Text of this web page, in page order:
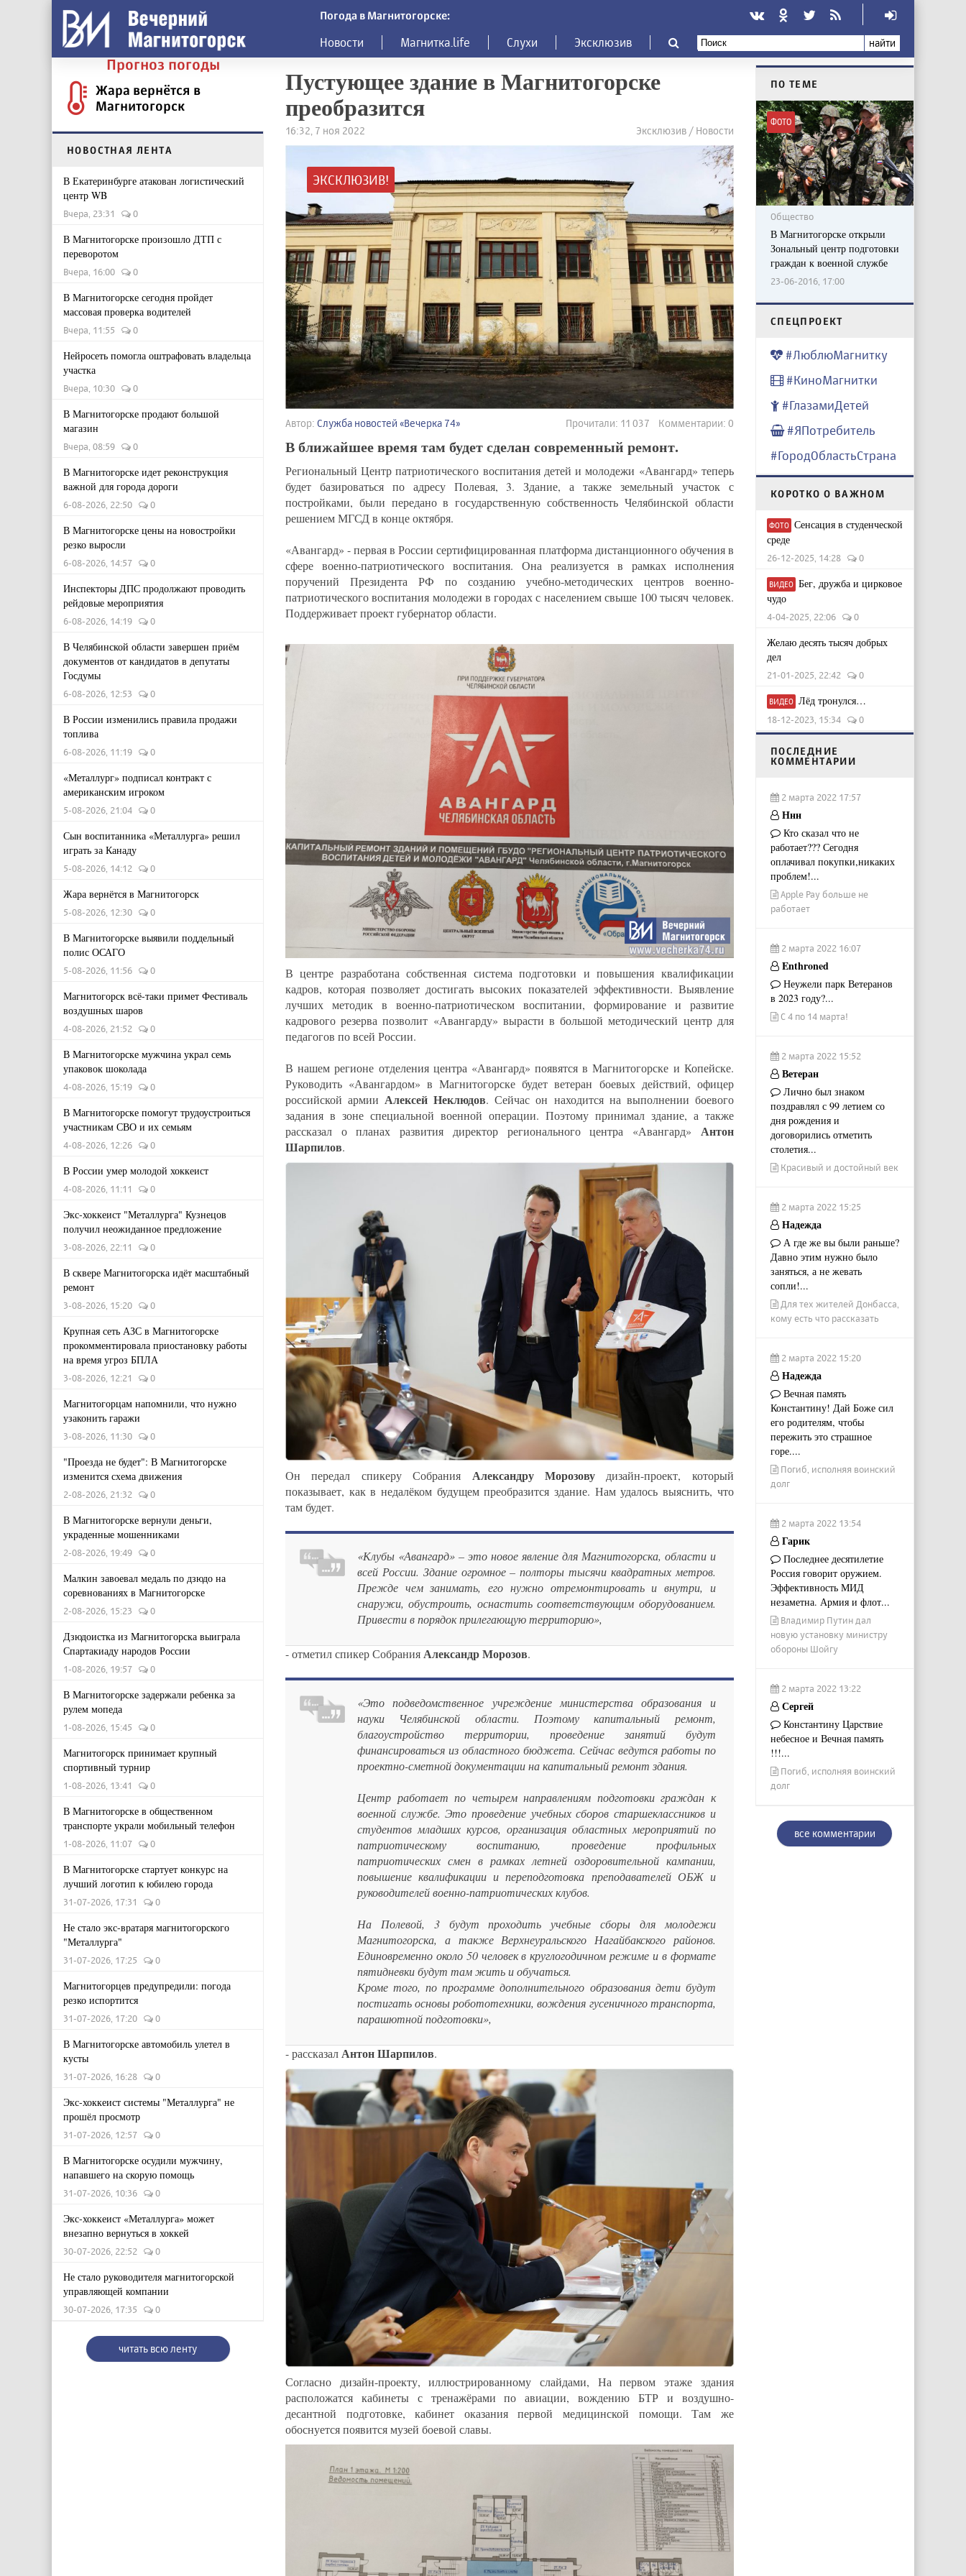
Погода в Магнитогорске:
Новости Магнитка.life Слухи Эксклюзив найти
Прогноз погоды
Жара вернётся в
Магнитогорск
НОВОСТНАЯ ЛЕНТА
В Екатеринбурге атакован логистический
центр WB
Вчера, 23:31 0
В Магнитогорске произошло ДТП с
переворотом
Вчера, 16:00 0
В Магнитогорске сегодня пройдет
массовая проверка водителей
Вчера, 11:55 0
Нейросеть помогла оштрафовать владельца
участка
Вчера, 10:30 0
В Магнитогорске продают большой
магазин
Вчера, 08:59 0
В Магнитогорске идет реконструкция
важной для города дороги
6-08-2026, 22:50 0
В Магнитогорске цены на новостройки
резко выросли
6-08-2026, 14:57 0
Инспекторы ДПС продолжают проводить
рейдовые мероприятия
6-08-2026, 14:19 0
В Челябинской области завершен приём
документов от кандидатов в депутаты
Госдумы
6-08-2026, 12:53 0
В России изменились правила продажи
топлива
6-08-2026, 11:19 0
«Металлург» подписал контракт с
американским игроком
5-08-2026, 21:04 0
Сын воспитанника «Металлурга» решил
играть за Канаду
5-08-2026, 14:12 0
Жара вернётся в Магнитогорск
5-08-2026, 12:30 0
В Магнитогорске выявили поддельный
полис ОСАГО
5-08-2026, 11:56 0
Магнитогорск всё-таки примет Фестиваль
воздушных шаров
4-08-2026, 21:52 0
В Магнитогорске мужчина украл семь
упаковок шоколада
4-08-2026, 15:19 0
В Магнитогорске помогут трудоустроиться
участникам СВО и их семьям
4-08-2026, 12:26 0
В России умер молодой хоккеист
4-08-2026, 11:11 0
Экс-хоккеист "Металлурга" Кузнецов
получил неожиданное предложение
3-08-2026, 22:11 0
В сквере Магнитогорска идёт масштабный
ремонт
3-08-2026, 15:20 0
Крупная сеть АЗС в Магнитогорске
прокомментировала приостановку работы
на время угроз БПЛА
3-08-2026, 12:21 0
Магнитогорцам напомнили, что нужно
узаконить гаражи
3-08-2026, 11:30 0
"Проезда не будет": В Магнитогорске
изменится схема движения
2-08-2026, 21:32 0
В Магнитогорске вернули деньги,
украденные мошенниками
2-08-2026, 19:49 0
Малкин завоевал медаль по дзюдо на
соревнованиях в Магнитогорске
2-08-2026, 15:23 0
Дзюдоистка из Магнитогорска выиграла
Спартакиаду народов России
1-08-2026, 19:57 0
В Магнитогорске задержали ребенка за
рулем мопеда
1-08-2026, 15:45 0
Магнитогорск принимает крупный
спортивный турнир
1-08-2026, 13:41 0
В Магнитогорске в общественном
транспорте украли мобильный телефон
1-08-2026, 11:07 0
В Магнитогорске стартует конкурс на
лучший логотип к юбилею города
31-07-2026, 17:31 0
Не стало экс-вратаря магнитогорского
"Металлурга"
31-07-2026, 17:25 0
Магнитогорцев предупредили: погода
резко испортится
31-07-2026, 17:20 0
В Магнитогорске автомобиль улетел в
кусты
31-07-2026, 16:28 0
Экс-хоккеист системы "Металлурга" не
прошёл просмотр
31-07-2026, 12:57 0
В Магнитогорске осудили мужчину,
напавшего на скорую помощь
31-07-2026, 10:36 0
Экс-хоккеист «Металлурга» может
внезапно вернуться в хоккей
30-07-2026, 22:52 0
Не стало руководителя магнитогорской
управляющей компании
30-07-2026, 17:35 0
читать всю ленту
Пустующее здание в Магнитогорске
преобразится
16:32, 7 ноя 2022 Эксклюзив / Новости
ЭКСКЛЮЗИВ!
Автор: Служба новостей «Вечерка 74» Прочитали: 11 037 Комментарии: 0
В ближайшее время там будет сделан современный ремонт.
Региональный Центр патриотического воспитания детей и молодежи «Авангард» теперь
будет базироваться по адресу Полевая, 3. Здание, а также земельный участок с
постройками, были передано в государственную собственность Челябинской области
решением МГСД в конце октября.
«Авангард» - первая в России сертифицированная платформа дистанционного обучения в
сфере военно-патриотического воспитания. Она реализуется в рамках исполнения
поручений Президента РФ по созданию учебно-методических центров военно-
патриотического воспитания молодежи в городах с населением свыше 100 тысяч человек.
Поддерживает проект губернатор области.
В центре разработана собственная система подготовки и повышения квалификации
кадров, которая позволяет достигать высоких показателей эффективности. Выявление
лучших методик в военно-патриотическом воспитании, формирование и развитие
кадрового резерва позволит «Авангарду» вырасти в большой методический центр для
педагогов по всей России.
В нашем регионе отделения центра «Авангард» появятся в Магнитогорске и Копейске.
Руководить «Авангардом» в Магнитогорске будет ветеран боевых действий, офицер
российской армии Алексей Неклюдов. Сейчас он находится на выполнении боевого
задания в зоне специальной военной операции. Поэтому принимал здание, а также
рассказал о планах развития директор регионального центра «Авангард» Антон
Шарпилов.
Он передал спикеру Собрания Александру Морозовудизайн-проект, который
показывает, как в недалёком будущем преобразится здание. Нам удалось выяснить, что
там будет.
«Клубы «Авангард» – это новое явление для Магнитогорска, области и
всей России. Здание огромное – полторы тысячи квадратных метров.
Прежде чем занимать, его нужно отремонтировать и внутри, и
снаружи, обустроить, оснастить соответствующим оборудованием.
Привести в порядок прилегающую территорию»,
- отметил спикер СобранияАлександр Морозов.
«Это подведомственное учреждение министерства образования и
науки Челябинской области. Поэтому капитальный ремонт,
благоустройство территории, проведение занятий будут
финансироваться из областного бюджета. Сейчас ведутся работы по
проектно-сметной документации на капитальный ремонт здания.
Центр работает по четырем направлениям подготовки граждан к
военной службе. Это проведение учебных сборов старшеклассников и
студентов младших курсов, организация областных мероприятий по
патриотическому воспитанию, проведение профильных
патриотических смен в рамках летней оздоровительной кампании,
повышение квалификации и переподготовка преподавателей ОБЖ и
руководителей военно-патриотических клубов.
На Полевой, 3 будут проходить учебные сборы для молодежи
Магнитогорска, а также Верхнеуральского Нагайбакского районов.
Единовременно около 50 человек в круглогодичном режиме и в формате
пятидневки будут там жить и обучаться.
Кроме того, по программе дополнительного образования дети будут
постигать основы робототехники, вождения гусеничного транспорта,
парашютной подготовки»,
- рассказалАнтон Шарпилов.
Согласно дизайн-проекту, иллюстрированному слайдами, На первом этаже здания
расположатся кабинеты с тренажёрами по авиации, вождению БТР и воздушно-
десантной подготовке, кабинет оказания первой медицинской помощи. Там же
обоснуется появится музей боевой славы.
ПО ТЕМЕ
ФОТО
Общество
В Магнитогорске открыли
Зональный центр подготовки
граждан к военной службе
23-06-2016, 17:00
CПЕЦПРОЕКТ
#ЛюблюМагнитку
#КиноМагнитки
#ГлазамиДетей
#ЯПотребитель
#ГородОбластьСтрана
КОРОТКО О ВАЖНОМ
ФОТО Сенсация в студенческой
среде
26-12-2025, 14:28 0
ВИДЕО Бег, дружба и цирковое
чудо
4-04-2025, 22:06 0
Желаю десять тысяч добрых
дел
21-01-2025, 22:42 0
ВИДЕО Лёд тронулся…
18-12-2023, 15:34 0
ПОСЛЕДНИЕ
КОММЕНТАРИИ
2 марта 2022 17:57
Ннн
Кто сказал что не
работает??? Сегодня
оплачивал покупки,никаких
проблем!...
Apple Pay больше не
работает
2 марта 2022 16:07
Enthroned
Неужели парк Ветеранов
в 2023 году?...
С 4 по 14 марта!
2 марта 2022 15:52
Ветеран
Лично был знаком
поздравлял с 99 летием со
дня рождения и
договорились отметить
столетия...
Красивый и достойный век
2 марта 2022 15:25
Надежда
А где же вы были раньше?
Давно этим нужно было
заняться, а не жевать
сопли!...
Для тех жителей Донбасса,
кому есть что рассказать
2 марта 2022 15:20
Надежда
Вечная память
Константину! Дай Боже сил
его родителям, чтобы
пережить это страшное
горе....
Погиб, исполняя воинский
долг
2 марта 2022 13:54
Гарик
Последнее десятилетие
Россия говорит оружием.
Эффективность МИД
незаметна. Армия и флот...
Владимир Путин дал
новую установку министру
обороны Шойгу
2 марта 2022 13:22
Сергей
Константину Царствие
небесное и Вечная память
!!!...
Погиб, исполняя воинский
долг
все комментарии